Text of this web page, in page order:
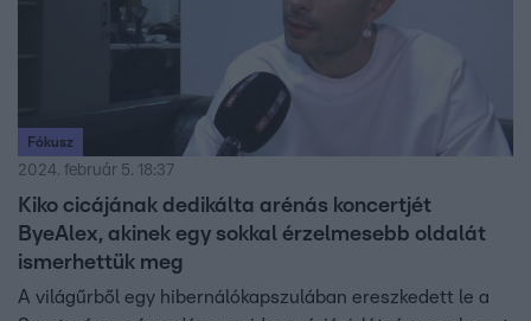
Fókusz
2024. február 5. 18:37
Kiko cicájának dedikálta arénás koncertjét
ByeAlex, akinek egy sokkal érzelmesebb oldalát
ismerhettük meg
A világűrből egy hibernálókapszulában ereszkedett le a